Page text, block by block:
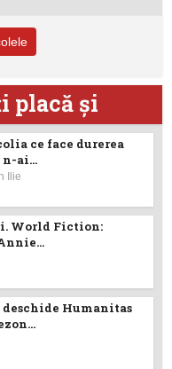
placă şi
ce face durerea
ai...
Ilie
World Fiction:
deschide Humanitas